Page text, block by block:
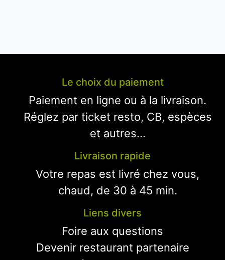
Le choix du paiement
Paiement en ligne ou à la livraison.
Réglez par ticket resto, CB, espèces
et autres...
Livraison rapide
Votre repas est livré chez vous,
chaud, de 30 à 45 min.
Liens divers
Foire aux questions
Devenir restaurant partenaire